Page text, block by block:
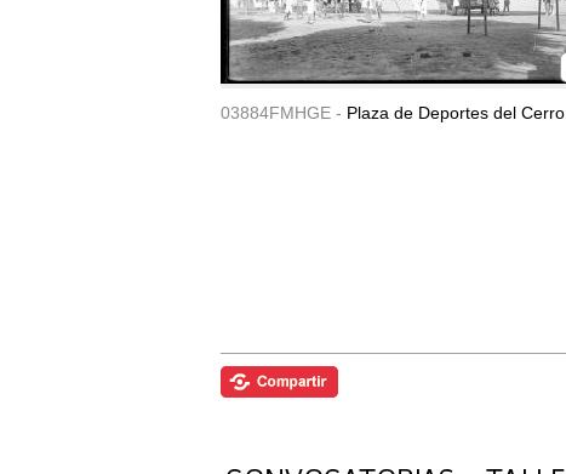
03884FMHGE - Plaza de Deportes del Cerro.